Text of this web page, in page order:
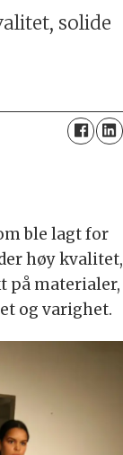
solide
ble lagt for
høy kvalitet,
på materialer,
og varighet.